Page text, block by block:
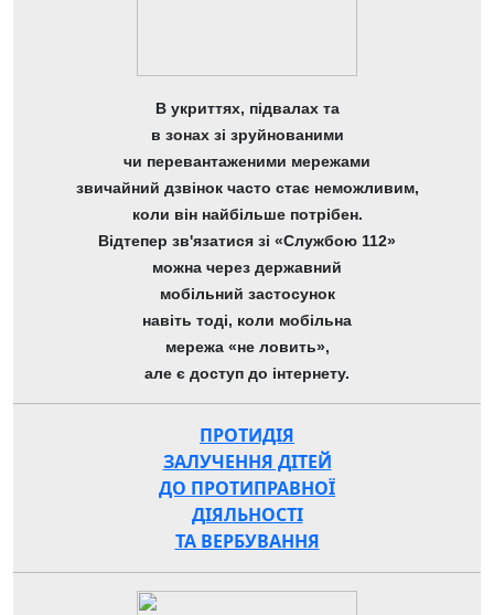
В укриттях, підвалах та
в зонах зі зруйнованими
чи перевантаженими мережами
звичайний дзвінок часто стає неможливим,
коли він найбільше потрібен.
Відтепер зв'язатися зі «Службою 112»
можна через державний
мобільний застосунок
навіть тоді, коли мобільна
мережа «не ловить»,
але є доступ до інтернету.
ПРОТИДІЯ
ЗАЛУЧЕННЯ ДІТЕЙ
ДО ПРОТИПРАВНОЇ
ДІЯЛЬНОСТІ
ТА ВЕРБУВАННЯ